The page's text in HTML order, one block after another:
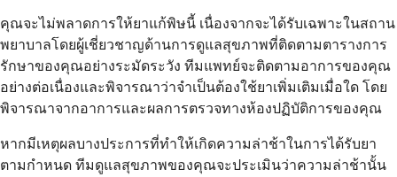
คุณจะไม่พลาดการให้ยาแก้พิษนี้ เนื่องจากจะได้รับเฉพาะในสถาน
พยาบาลโดยผู้เชี่ยวชาญด้านการดูแลสุขภาพที่ติดตามตารางการ
รักษาของคุณอย่างระมัดระวัง ทีมแพทย์จะติดตามอาการของคุณ
อย่างต่อเนื่องและพิจารณาว่าจำเป็นต้องใช้ยาเพิ่มเติมเมื่อใด โดย
พิจารณาจากอาการและผลการตรวจทางห้องปฏิบัติการของคุณ
หากมีเหตุผลบางประการที่ทำให้เกิดความล่าช้าในการได้รับยา
ตามกำหนด ทีมดูแลสุขภาพของคุณจะประเมินว่าความล่าช้านั้น